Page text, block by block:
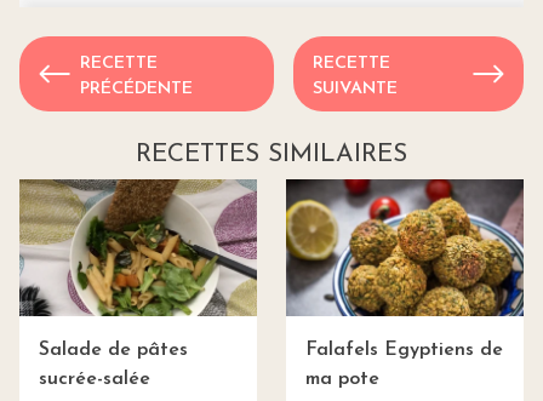
RECETTE
PRÉCÉDENTE
RECETTE
SUIVANTE
RECETTES SIMILAIRES
Salade de pâtes
sucrée-salée
Falafels Egyptiens de
ma pote